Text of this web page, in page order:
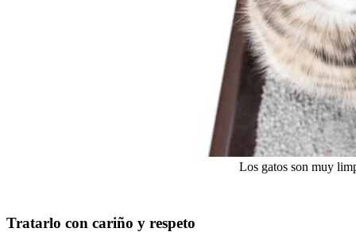
Los gatos son muy
Tratarlo con cariño y respeto